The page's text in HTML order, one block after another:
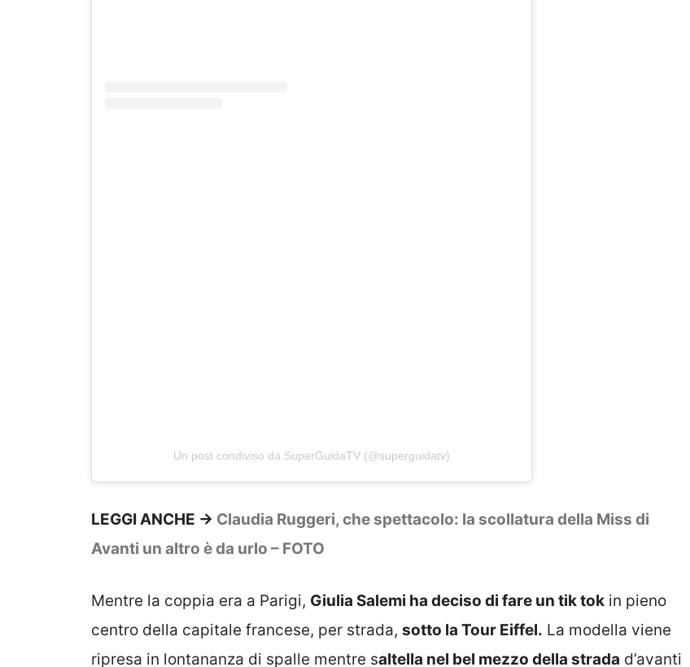
Un post condiviso da SuperGuidaTV (@superguidatv)
LEGGI ANCHE -> Claudia Ruggeri, che spettacolo: la scollatura della Miss di
Avanti un altro è da urlo – FOTO
Mentre la coppia era a Parigi, Giulia Salemi ha deciso di fare un tik tok in pieno
centro della capitale francese, per strada, sotto la Tour Eiffel. La modella viene
ripresa in lontananza di spalle mentre saltella nel bel mezzo della strada d’avanti